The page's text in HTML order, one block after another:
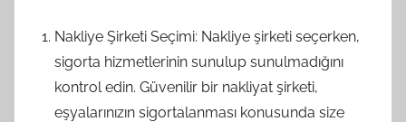
Nakliye Şirketi Seçimi: Nakliye şirketi seçerken,
sigorta hizmetlerinin sunulup sunulmadığını
kontrol edin. Güvenilir bir nakliyat şirketi,
eşyalarınızın sigortalanması konusunda size